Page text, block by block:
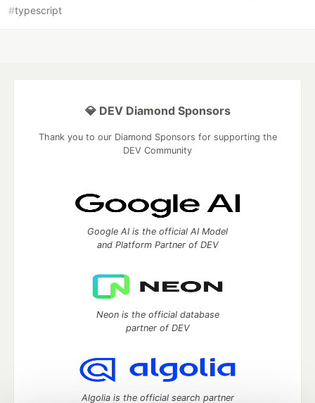
#typescript
💎 DEV Diamond Sponsors
Thank you to our Diamond Sponsors for supporting the
DEV Community
Google AI is the official AI Model
and Platform Partner of DEV
Neon is the official database
partner of DEV
Algolia is the official search partner